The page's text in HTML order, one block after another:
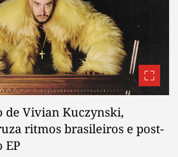
de Vivian Kuczynski,
ritmos brasileiros e post-
EP